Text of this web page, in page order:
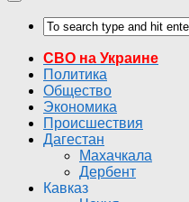
СВО на Украине
Политика
Общество
Экономика
Происшествия
Дагестан
Махачкала
Дербент
Кавказ